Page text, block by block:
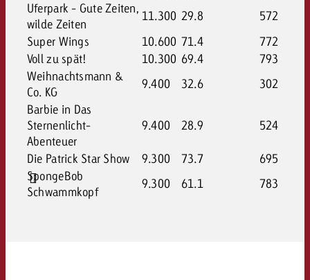
Uferpark - Gute Zeiten,
wilde Zeiten
11.300 29.8
572
Super Wings
10.600 71.4
772
Voll zu spät!
10.300 69.4
793
Weihnachtsmann &
Co. KG
9.400 32.6
302
Barbie in Das
Sternenlicht-
Abenteuer
9.400 28.9 524
Die Patrick Star Show 9.300 73.7
695
SpongeBob
Schwammkopf
9.300 61.1 783